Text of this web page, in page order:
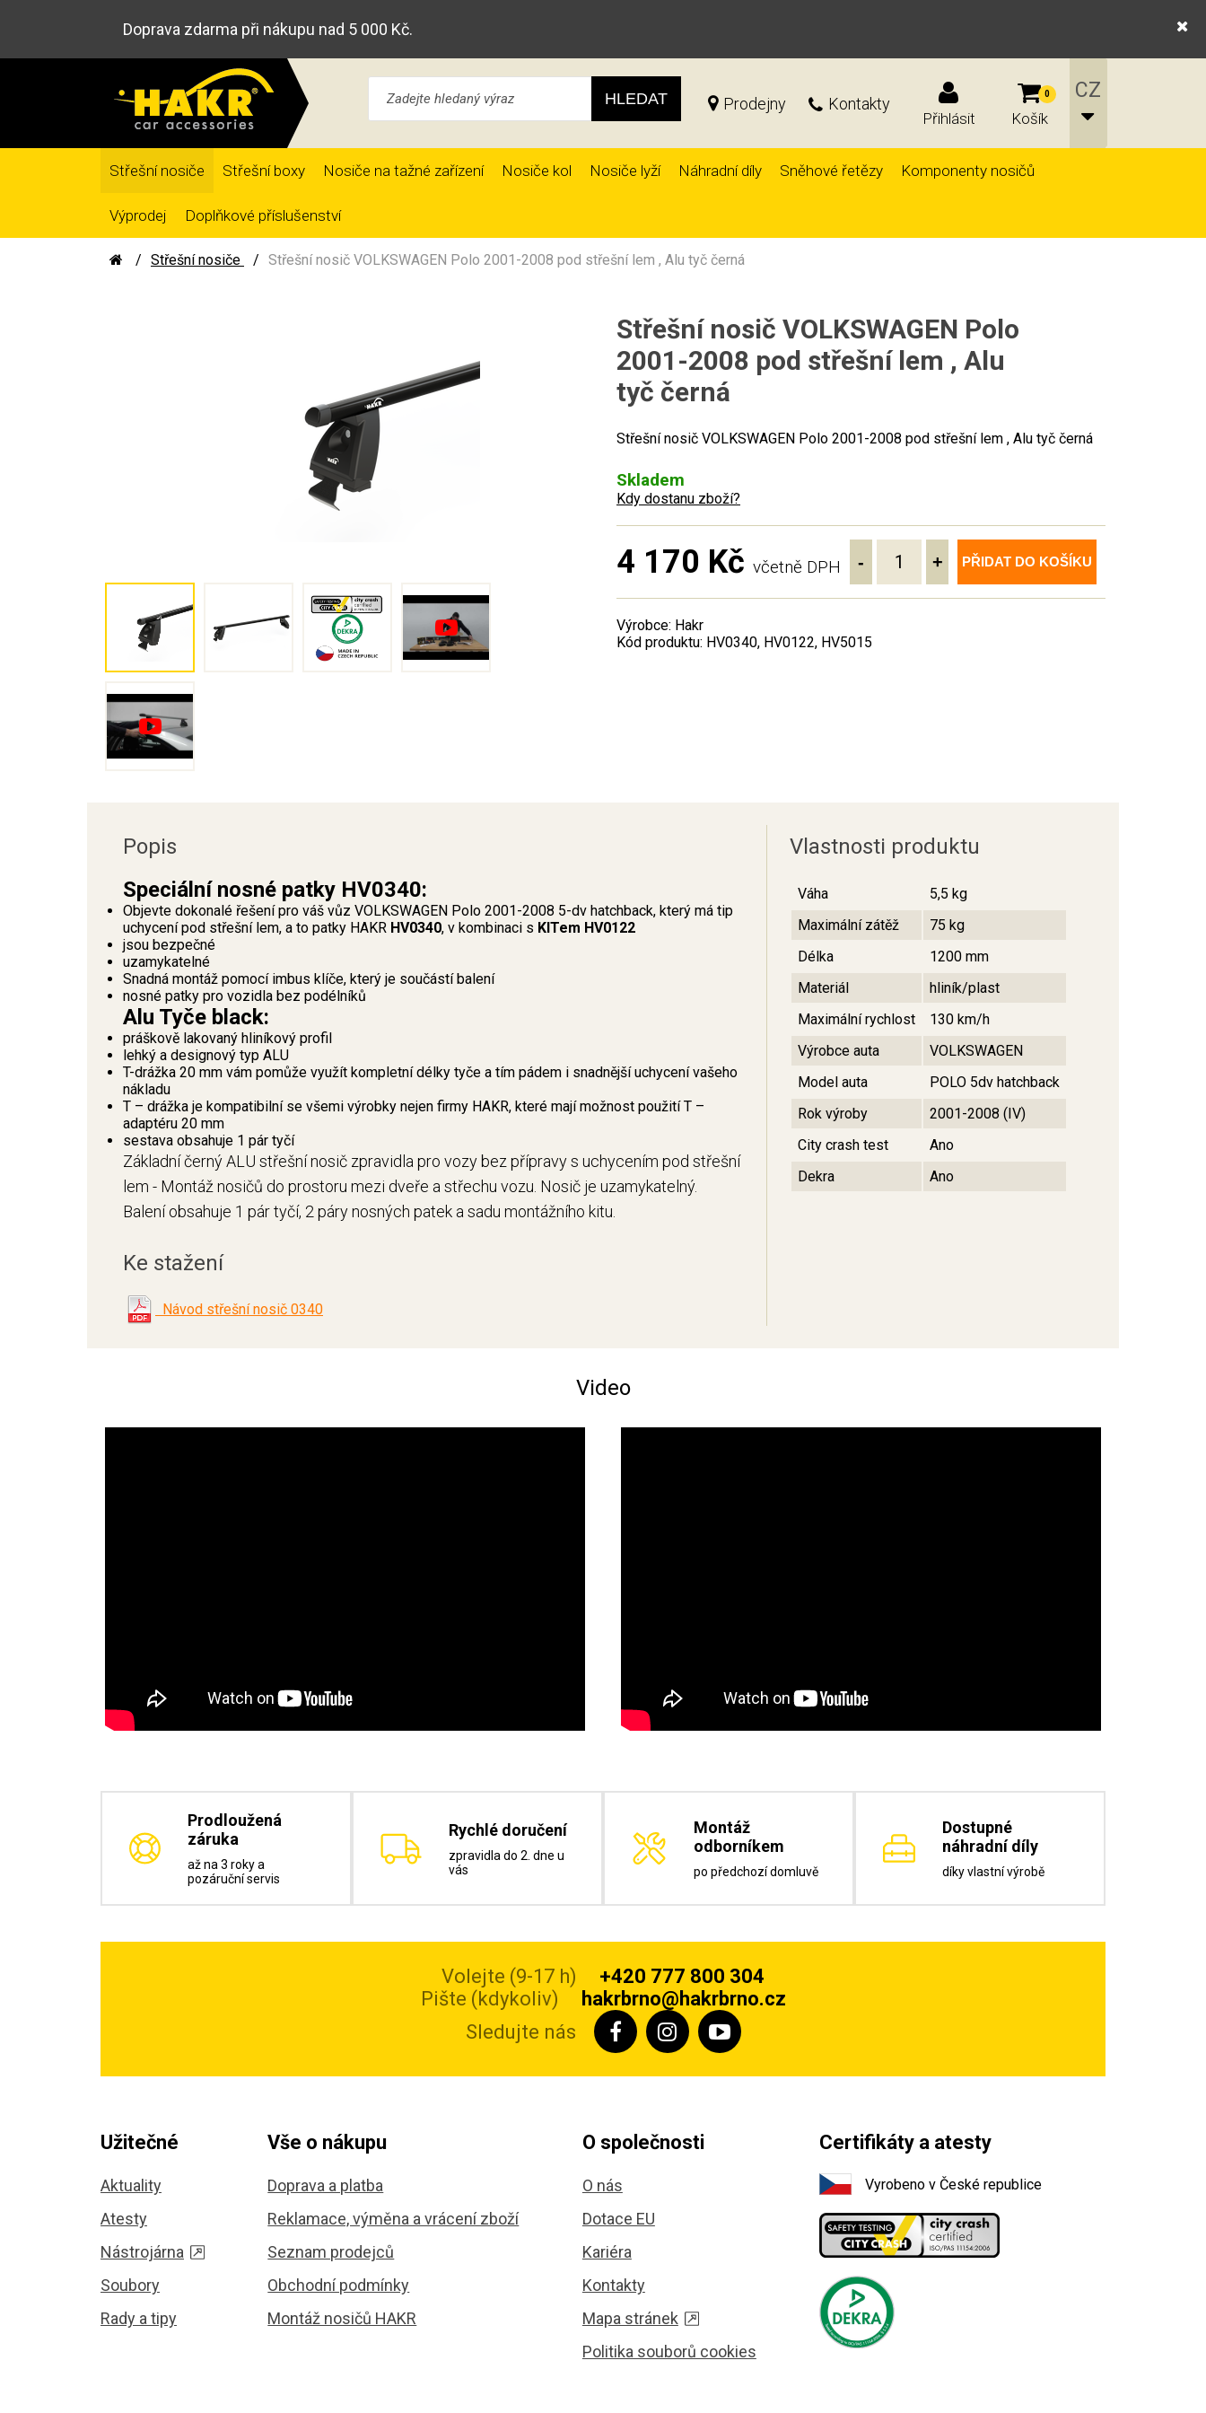
Doprava zdarma při nákupu nad 5 000 Kč.
HLEDAT Prodejny Kontakty
Přihlásit
0
Košík
Střešní nosiče Střešní boxy Nosiče na tažné zařízení Nosiče kol Nosiče lyží Náhradní díly Sněhové řetězy Komponenty nosičů
Výprodej Doplňkové příslušenství
Střešní nosiče Střešní nosič VOLKSWAGEN Polo 2001-2008 pod střešní lem , Alu tyč černá
Střešní nosič VOLKSWAGEN Polo
2001-2008 pod střešní lem , Alu
tyč černá
Střešní nosič VOLKSWAGEN Polo 2001-2008 pod střešní lem , Alu tyč černá
Skladem
Kdy dostanu zboží?
4 170 Kč včetně DPH - + PŘIDAT DO KOŠÍKU
Výrobce: Hakr
Kód produktu: HV0340, HV0122, HV5015
Popis
Speciální nosné patky HV0340:
Objevte dokonalé řešení pro váš vůz VOLKSWAGEN Polo 2001-2008 5-dv hatchback, který má tip
uchycení pod střešní lem, a to patky HAKR HV0340, v kombinaci s KITem HV0122
jsou bezpečné
uzamykatelné
Snadná montáž pomocí imbus klíče, který je součástí balení
nosné patky pro vozidla bez podélníků
Alu Tyče black:
práškově lakovaný hliníkový profil
lehký a designový typ ALU
T-drážka 20 mm vám pomůže využít kompletní délky tyče a tím pádem i snadnější uchycení vašeho
nákladu
T – drážka je kompatibilní se všemi výrobky nejen firmy HAKR, které mají možnost použití T –
adaptéru 20 mm
sestava obsahuje 1 pár tyčí
Základní černý ALU střešní nosič zpravidla pro vozy bez přípravy s uchycením pod střešní
lem - Montáž nosičů do prostoru mezi dveře a střechu vozu. Nosič je uzamykatelný.
Balení obsahuje 1 pár tyčí, 2 páry nosných patek a sadu montážního kitu.
Ke stažení
Návod střešní nosič 0340
Vlastnosti produktu
Váha
5,5 kg
Maximální zátěž
75 kg
Délka
1200 mm
Materiál
hliník/plast
Maximální rychlost
130 km/h
Výrobce auta
VOLKSWAGEN
Model auta
POLO 5dv hatchback
Rok výroby
2001-2008 (IV)
City crash test
Ano
Dekra
Ano
Video
Prodloužená
záruka
až na 3 roky a
pozáruční servis
Rychlé doručení
zpravidla do 2. dne u
vás
Montáž
odborníkem
po předchozí domluvě
Dostupné
náhradní díly
díky vlastní výrobě
Volejte (9-17 h)
+420 777 800 304
Pište (kdykoliv)
hakrbrno@hakrbrno.cz
Sledujte nás
Užitečné
Aktuality
Atesty
Nástrojárna
Soubory
Rady a tipy
Vše o nákupu
Doprava a platba
Reklamace, výměna a vrácení zboží
Seznam prodejců
Obchodní podmínky
Montáž nosičů HAKR
O společnosti
O nás
Dotace EU
Kariéra
Kontakty
Mapa stránek
Politika souborů cookies
Certifikáty a atesty
Vyrobeno v České republice